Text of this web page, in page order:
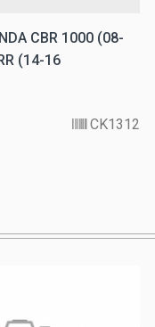
CBR 1000 (08-
(14-16)
CK1312